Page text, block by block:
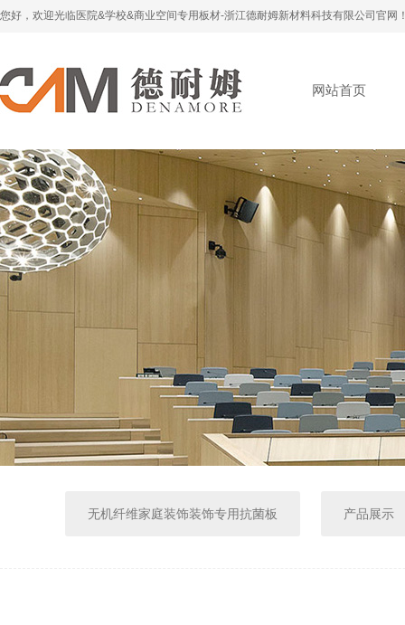
您好，欢迎光临医院&学校&商业空间专用板材-浙江德耐姆新材料科技有限公司官网
网站首页
无机纤维家庭装饰装饰专用抗菌板 产品展示